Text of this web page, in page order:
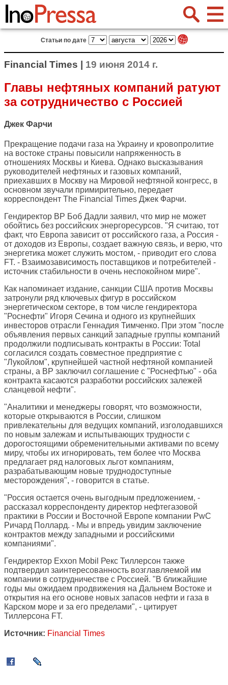
Статьи по дате
Financial Times | 19 июня 2014 г.
Главы нефтяных компаний ратуют
за сотрудничество с Россией
Джек Фарчи
Прекращение подачи газа на Украину и кровопролитие
на востоке страны повысили напряженность в
отношениях Москвы и Киева. Однако высказывания
руководителей нефтяных и газовых компаний,
приехавших в Москву на Мировой нефтяной конгресс, в
основном звучали примирительно, передает
корреспондент The Financial Times Джек Фарчи.
Гендиректор BP Боб Дадли заявил, что мир не может
обойтись без российских энергоресурсов. "Я считаю, тот
факт, что Европа зависит от российского газа, а Россия -
от доходов из Европы, создает важную связь, и верю, что
энергетика может служить мостом, - приводит его слова
FT. - Взаимозависимость поставщиков и потребителей -
источник стабильности в очень неспокойном мире".
Как напоминает издание, санкции США против Москвы
затронули ряд ключевых фигур в российском
энергетическом секторе, в том числе гендиректора
"Роснефти" Игоря Сечина и одного из крупнейших
инвесторов отрасли Геннадия Тимченко. При этом "после
объявления первых санкций западные группы компаний
продолжили подписывать контракты в России: Total
согласился создать совместное предприятие с
"Лукойлом", крупнейшей частной нефтяной компанией
страны, а BP заключил соглашение с "Роснефтью" - оба
контракта касаются разработки российских залежей
сланцевой нефти".
"Аналитики и менеджеры говорят, что возможности,
которые открываются в России, слишком
привлекательны для ведущих компаний, изголодавшихся
по новым залежам и испытывающих трудности с
дорогостоящими обременительными активами по всему
миру, чтобы их игнорировать, тем более что Москва
предлагает ряд налоговых льгот компаниям,
разрабатывающим новые труднодоступные
месторождения", - говорится в статье.
"Россия остается очень выгодным предложением, -
рассказал корреспонденту директор нефтегазовой
практики в России и Восточной Европе компании PwC
Ричард Поллард. - Мы и впредь увидим заключение
контрактов между западными и российскими
компаниями".
Гендиректор Exxon Mobil Рекс Тиллерсон также
подтвердил заинтересованность возглавляемой им
компании в сотрудничестве с Россией. "В ближайшие
годы мы ожидаем продвижения на Дальнем Востоке и
открытия на его основе новых запасов нефти и газа в
Карском море и за его пределами", - цитирует
Тиллерсона FT.
Источник: Financial Times